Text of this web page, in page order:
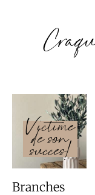
Branches